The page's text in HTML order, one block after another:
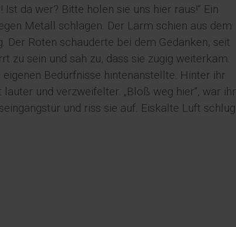
da wer? Bitte holen sie uns hier raus!“ Ein
Metall schlagen. Der Lärm schien aus dem
Der Roten schauderte bei dem Gedanken, seit
zu sein und sah zu, dass sie zügig weiterkam.
Bedürfnisse hintenanstellte. Hinter ihr
und verzweifelter. „Bloß weg hier“, war ihr
und riss sie auf. Eiskalte Luft schlug